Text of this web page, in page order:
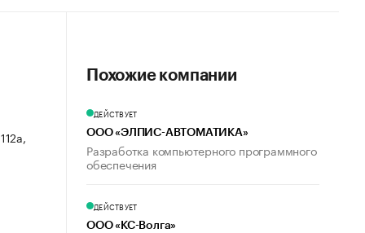
Похожие компании
ДЕЙСТВУЕТ
ООО «ЭЛПИС-АВТОМАТИКА»
Разработка компьютерного программного
обеспечения
ДЕЙСТВУЕТ
ООО «КС-Волга»